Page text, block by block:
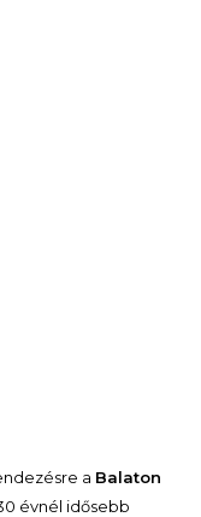
a Balaton
évnél idősebb